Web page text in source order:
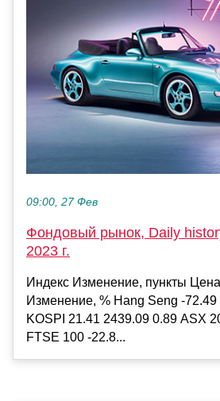
09:00, 27 Фев
Фондовый рынок, Daily
2023 г.
Индекс Изменение, пункты
Изменение, % Hang Seng -
KOSPI 21.41 2439.09 0.89 ASX
FTSE 100 -22.8...